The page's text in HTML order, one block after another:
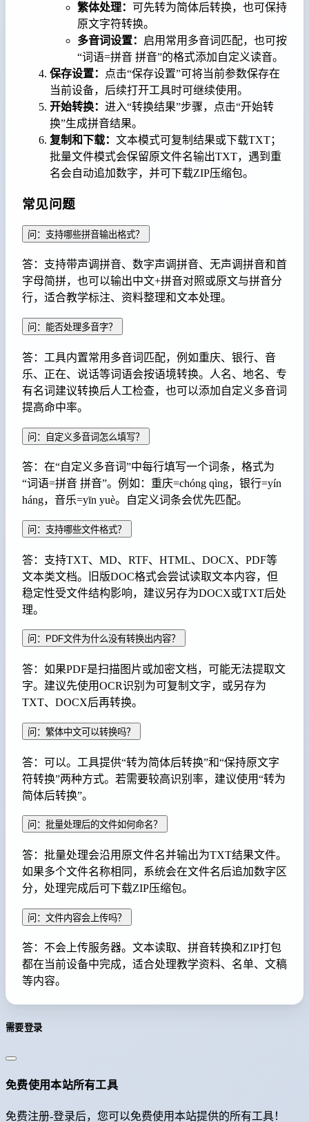
繁体处理： 可先转为简体后转换，也可保持
原文字符转换。
多音词设置： 启用常用多音词匹配，也可按
“词语=拼音 拼音”的格式添加自定义读音。
保存设置：
点击“保存设置”可将当前参数保存在
当前设备，后续打开工具时可继续使用。
开始转换： 进入“转换结果”步骤，点击“开始转
换”生成拼音结果。
复制和下载： 文本模式可复制结果或下载TXT；
批量文件模式会保留原文件名输出TXT，遇到重
名会自动追加数字，并可下载ZIP压缩包。
常见问题
问：支持哪些拼音输出格式？
答：支持带声调拼音、数字声调拼音、无声调拼音和首
字母简拼，也可以输出中文+拼音对照或原文与拼音分
行，适合教学标注、资料整理和文本处理。
问：能否处理多音字？
答：工具内置常用多音词匹配，例如重庆、银行、音
乐、正在、说话等词语会按语境转换。人名、地名、专
有名词建议转换后人工检查，也可以添加自定义多音词
提高命中率。
问：自定义多音词怎么填写？
答：在“自定义多音词”中每行填写一个词条，格式为
“词语=拼音 拼音”。例如：重庆=chóng qìng，银行=yín
háng，音乐=yīn yuè。自定义词条会优先匹配。
问：支持哪些文件格式？
答：支持TXT、MD、RTF、HTML、DOCX、PDF等
文本类文档。旧版DOC格式会尝试读取文本内容，但
稳定性受文件结构影响，建议另存为DOCX或TXT后处
理。
问：PDF文件为什么没有转换出内容？
答：如果PDF是扫描图片或加密文档，可能无法提取文
字。建议先使用OCR识别为可复制文字，或另存为
TXT、DOCX后再转换。
问：繁体中文可以转换吗？
答：可以。工具提供“转为简体后转换”和“保持原文字
符转换”两种方式。若需要较高识别率，建议使用“转为
简体后转换”。
问：批量处理后的文件如何命名？
答：批量处理会沿用原文件名并输出为TXT结果文件。
如果多个文件名称相同，系统会在文件名后追加数字区
分，处理完成后可下载ZIP压缩包。
问：文件内容会上传吗？
答：不会上传服务器。文本读取、拼音转换和ZIP打包
都在当前设备中完成，适合处理教学资料、名单、文稿
等内容。
需要登录
免费使用本站所有工具
免费注册-登录后，您可以免费使用本站提供的所有工具！